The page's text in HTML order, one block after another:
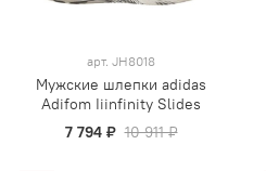
арт. JH8018
Мужские шлепки adidas
Adifom Iiinfinity Slides
7 794 ₽ 10 911 ₽